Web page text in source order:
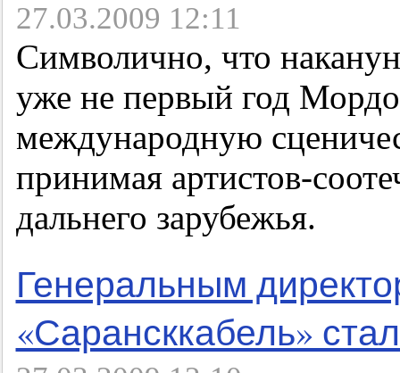
27.03.2009 12:11
Символично, что
уже не первый год
международную
принимая артистов-
дальнего зарубежья.
Генеральным
«Сарансккабель»